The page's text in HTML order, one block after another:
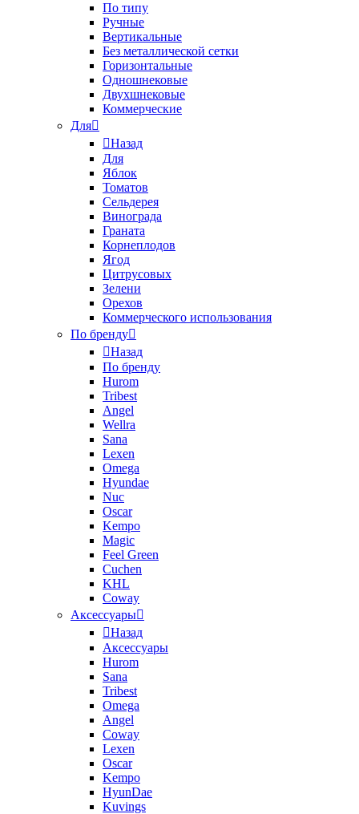
По типу
Ручные
Вертикальные
Без металлической сетки
Горизонтальные
Одношнековые
Двухшнековые
Коммерческие
Для
Назад
Для
Яблок
Томатов
Cельдерея
Винограда
Граната
Корнеплодов
Ягод
Цитрусовых
Зелени
Орехов
Коммерческого использования
По бренду
Назад
По бренду
Hurom
Tribest
Angel
Wellra
Sana
Lexen
Omega
Hyundae
Nuc
Oscar
Kempo
Magic
Feel Green
Cuchen
KHL
Coway
Аксессуары
Назад
Аксессуары
Hurom
Sana
Tribest
Omega
Angel
Coway
Lexen
Oscar
Kempo
HyunDae
Kuvings